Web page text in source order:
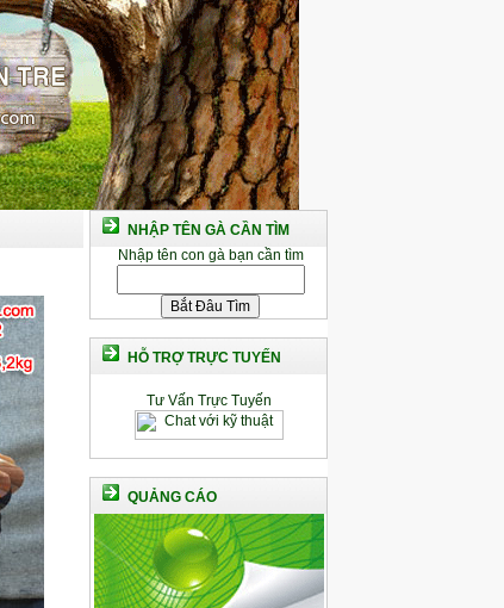
NHẬP TÊN GÀ CẦN TÌM
Nhập tên con gà bạn cần tìm
HỖ TRỢ TRỰC TUYẾN
Tư Vấn Trực Tuyến
QUẢNG CÁO